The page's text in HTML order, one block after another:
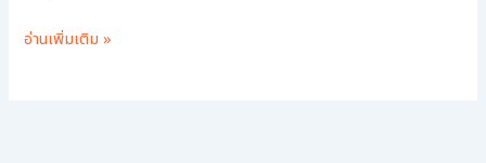
อ่านเพิ่มเติม »